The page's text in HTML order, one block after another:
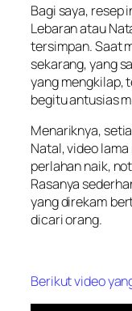
Bagi saya, resep
Lebaran atau
tersimpan. Saat
sekarang, yang
yang mengkilap,
begitu antusias
Menariknya,
Natal, video
perlahan naik,
Rasanya
yang direkam
dicari orang.
Berikut video